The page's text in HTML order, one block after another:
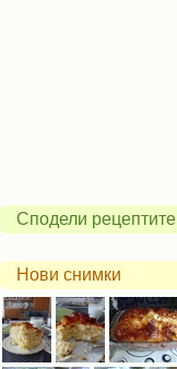
Сподели рецептите
Нови снимки